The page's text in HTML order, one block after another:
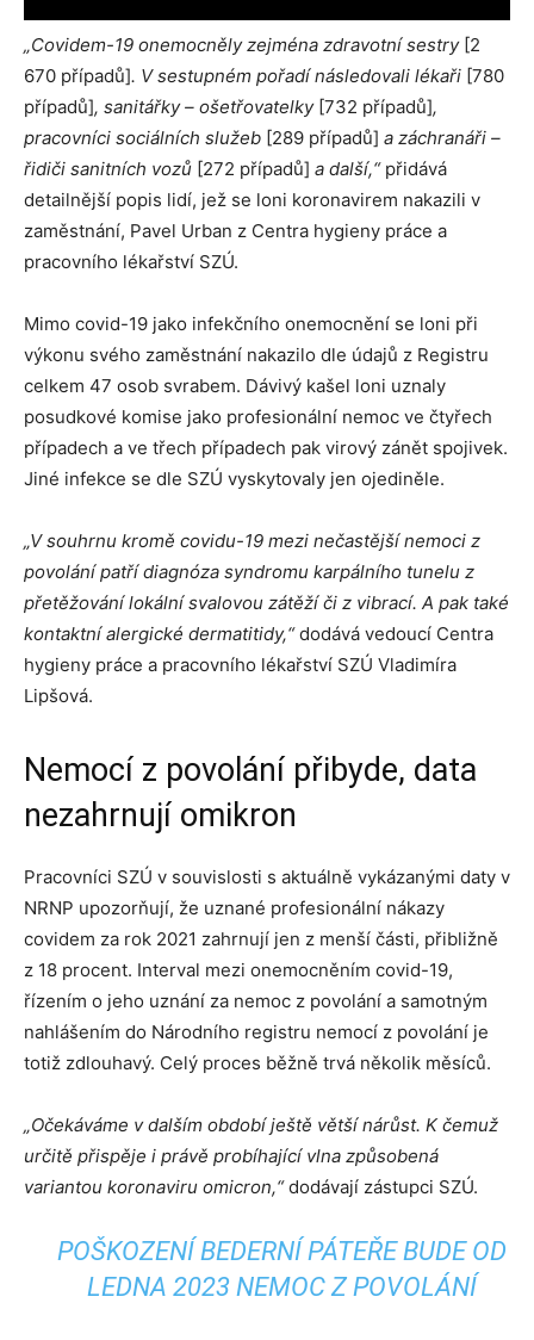
„Covidem-19 onemocněly zejména zdravotní sestry [2
670 případů]. V sestupném pořadí následovali lékaři [780
případů], sanitářky – ošetřovatelky [732 případů],
pracovníci sociálních služeb [289 případů] a záchranáři –
řidiči sanitních vozů [272 případů] a další,“přidává
detailnější popis lidí, jež se loni koronavirem nakazili v
zaměstnání, Pavel Urban z Centra hygieny práce a
pracovního lékařství SZÚ.
Mimo covid-19 jako infekčního onemocnění se loni při
výkonu svého zaměstnání nakazilo dle údajů z Registru
celkem 47 osob svrabem. Dávivý kašel loni uznaly
posudkové komise jako profesionální nemoc ve čtyřech
případech a ve třech případech pak virový zánět spojivek.
Jiné infekce se dle SZÚ vyskytovaly jen ojediněle.
„V souhrnu kromě covidu-19 mezi nečastější nemoci z
povolání patří diagnóza syndromu karpálního tunelu z
přetěžování lokální svalovou zátěží či z vibrací. A pak také
kontaktní alergické dermatitidy,“dodává vedoucí Centra
hygieny práce a pracovního lékařství SZÚ Vladimíra
Lipšová.
Nemocí z povolání přibyde, data
nezahrnují omikron
Pracovníci SZÚ v souvislosti s aktuálně vykázanými daty v
NRNP upozorňují, že uznané profesionální nákazy
covidem za rok 2021 zahrnují jen z menší části, přibližně
z 18 procent. Interval mezi onemocněním covid-19,
řízením o jeho uznání za nemoc z povolání a samotným
nahlášením do Národního registru nemocí z povolání je
totiž zdlouhavý. Celý proces běžně trvá několik měsíců.
„Očekáváme v dalším období ještě větší nárůst. K čemuž
určitě přispěje i právě probíhající vlna způsobená
variantou koronaviru omicron,“dodávají zástupci SZÚ.
POŠKOZENÍ BEDERNÍ PÁTEŘE BUDE OD
LEDNA 2023 NEMOC Z POVOLÁNÍ